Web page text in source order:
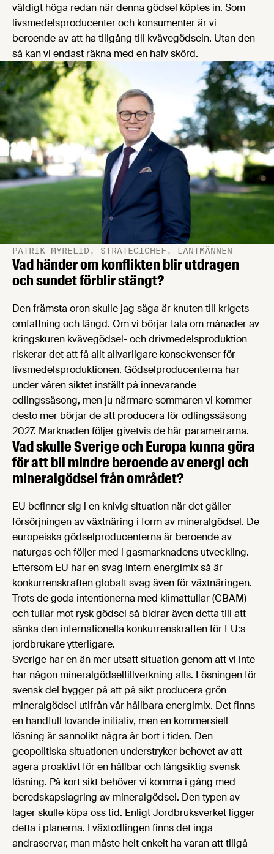
väldigt höga redan när denna gödsel köptes in. Som
livsmedelsproducenter och konsumenter är vi
beroende av att ha tillgång till kvävegödseln. Utan den
så kan vi endast räkna med en halv skörd.
PATRIK MYRELID, STRATEGICHEF, LANTMÄNNEN
Vad händer om konflikten blir utdragen
och sundet förblir stängt?
Den främsta oron skulle jag säga är knuten till krigets
omfattning och längd. Om vi börjar tala om månader av
kringskuren kvävegödsel- och drivmedelsproduktion
riskerar det att få allt allvarligare konsekvenser för
livsmedelsproduktionen. Gödselproducenterna har
under våren siktet inställt på innevarande
odlingssäsong, men ju närmare sommaren vi kommer
desto mer börjar de att producera för odlingssäsong
2027. Marknaden följer givetvis de här parametrarna.
Vad skulle Sverige och Europa kunna göra
för att bli mindre beroende av energi och
mineralgödsel från området?
EU befinner sig i en knivig situation när det gäller
försörjningen av växtnäring i form av mineralgödsel. De
europeiska gödselproducenterna är beroende av
naturgas och följer med i gasmarknadens utveckling.
Eftersom EU har en svag intern energimix så är
konkurrenskraften globalt svag även för växtnäringen.
Trots de goda intentionerna med klimattullar (CBAM)
och tullar mot rysk gödsel så bidrar även detta till att
sänka den internationella konkurrenskraften för EU:s
jordbrukare ytterligare.
Sverige har en än mer utsatt situation genom att vi inte
har någon mineralgödseltillverkning alls. Lösningen för
svensk del bygger på att på sikt producera grön
mineralgödsel utifrån vår hållbara energimix. Det finns
en handfull lovande initiativ, men en kommersiell
lösning är sannolikt några år bort i tiden. Den
geopolitiska situationen understryker behovet av att
agera proaktivt för en hållbar och långsiktig svensk
lösning. På kort sikt behöver vi komma i gång med
beredskapslagring av mineralgödsel. Den typen av
lager skulle köpa oss tid. Enligt Jordbruksverket ligger
detta i planerna. I växtodlingen finns det inga
andraservar, man måste helt enkelt ha varan att tillgå